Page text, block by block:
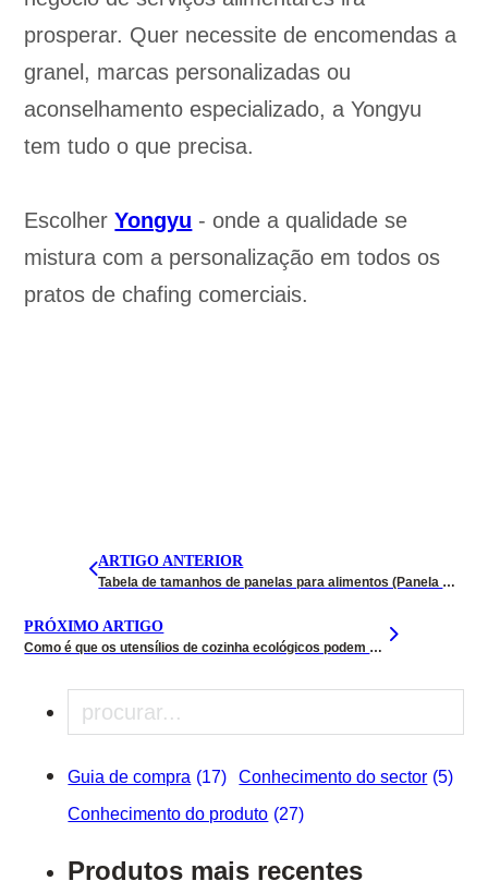
prosperar. Quer necessite de encomendas a
granel, marcas personalizadas ou
aconselhamento especializado, a Yongyu
tem tudo o que precisa.
EscolherYongyu - onde a qualidade se
mistura com a personalização em todos os
pratos de chafing comerciais.
ARTIGO ANTERIOR
Tabela de tamanhos de panelas para alimentos (Panela GN): Guia completo para si
PRÓXIMO ARTIGO
Como é que os utensílios de cozinha ecológicos podem equilibrar o desempenho e o custo?
Pesquisar
Guia de compra (17) Conhecimento do sector (5)
Conhecimento do produto (27)
Produtos mais recentes